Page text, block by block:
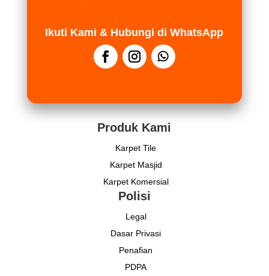
Ikuti Kami & Hubungi di WhatsApp
Produk Kami
Karpet Tile
Karpet Masjid
Karpet Komersial
Polisi
Legal
Dasar Privasi
Penafian
PDPA